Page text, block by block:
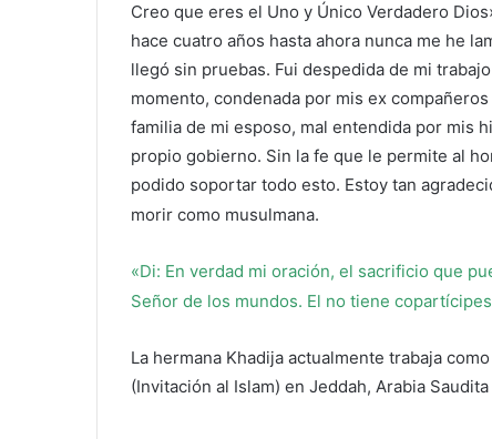
Creo que eres el Uno y Único Verdadero
hace cuatro años hasta ahora nunca me he
llegó sin pruebas. Fui despedida de mi
momento, condenada por mis ex
familia de mi esposo, mal entendida por mis
propio gobierno. Sin la fe que le permite al
podido soportar todo esto. Estoy tan
morir como musulmana.
«Di: En verdad mi oración, el sacrificio que
Señor de los mundos. El no tiene
La hermana Khadija actualmente trabaja
(Invitación al Islam) en Jeddah, Arabia Saudita